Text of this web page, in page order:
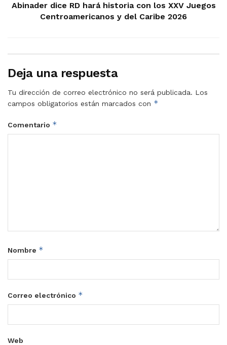
Abinader dice RD hará historia con los XXV Juegos
Centroamericanos y del Caribe 2026
Deja una respuesta
Tu dirección de correo electrónico no será publicada. Los
campos obligatorios están marcados con *
Comentario *
Nombre *
Correo electrónico *
Web